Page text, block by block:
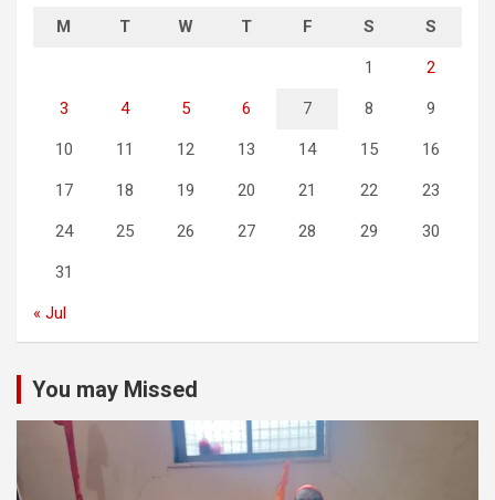
M T W T F S S
1 2
3 4 5 6 7 8 9
10 11 12 13 14 15 16
17 18 19 20 21 22 23
24 25 26 27 28 29 30
31
« Jul
You may Missed